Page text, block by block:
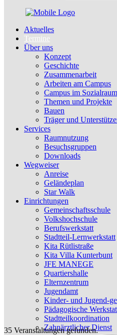
Aktuelles
Termine
Über uns
Konzept
Geschichte
Zusammenarbeit
Arbeiten am Campus
Campus im Sozialraum
Themen und Projekte
Bauen
Träger und
Services
Raumnutzung
Besuchsgruppen
Downloads
Wegweiser
Anreise
Geländeplan
Star Walk
Einrichtungen
Gemeinschaftsschule
Volkshochschule
Berufswerkstatt
Stadtteil-Lernwerkstatt
Kita Rütlistraße
Kita Villa Kunterbunt
JFE MANEGE
Quartiershalle
Elternzentrum
Jugendamt
Kinder- und Jugend-
Pädagogische
Stadtteilkoordination
Zahnärztlicher Dienst
35 Veranstaltungen gefunden.